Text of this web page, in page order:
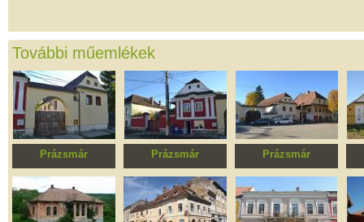
További műemlékek
Prázsmár
Ház
Prázsmár
Ház
Prázsmár
Prázsmári együttes